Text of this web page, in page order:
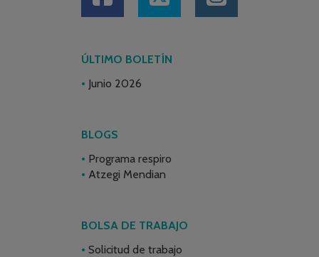
ÚLTIMO BOLETÍN
Junio 2026
BLOGS
Programa respiro
Atzegi Mendian
BOLSA DE TRABAJO
Solicitud de trabajo